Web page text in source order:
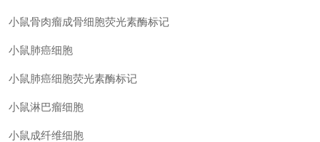
小鼠骨肉瘤成骨细胞荧光素酶标记
小鼠肺癌细胞
小鼠肺癌细胞荧光素酶标记
小鼠淋巴瘤细胞
小鼠成纤维细胞